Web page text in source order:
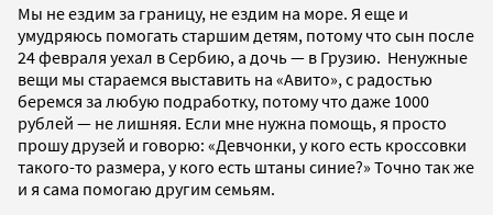
Мы не ездим за границу, не ездим на море. Я еще и
умудряюсь помогать старшим детям, потому что сын после
24 февраля уехал в Сербию, а дочь — в Грузию. Ненужные
вещи мы стараемся выставить на «Авито», с радостью
беремся за любую подработку, потому что даже 1000
рублей — не лишняя. Если мне нужна помощь, я просто
прошу друзей и говорю: «Девчонки, у кого есть кроссовки
такого-то размера, у кого есть штаны синие?» Точно так же
и я сама помогаю другим семьям.